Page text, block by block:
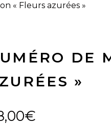
« Fleurs azurées »
DE
»
€